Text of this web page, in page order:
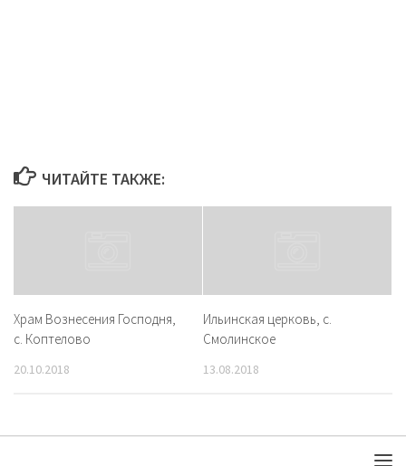
ЧИТАЙТЕ ТАКЖЕ:
Храм Вознесения Господня,
с. Коптелово
20.10.2018
Ильинская церковь, с.
Смолинское
13.08.2018